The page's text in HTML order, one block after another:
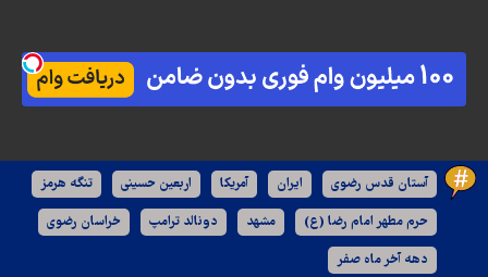
آستان قدس رضوی ایران آمریکا اربعین حسینی تنگه هرمز
حرم مطهر امام رضا (ع) مشهد دونالد ترامپ خراسان رضوی
دهه آخر ماه صفر